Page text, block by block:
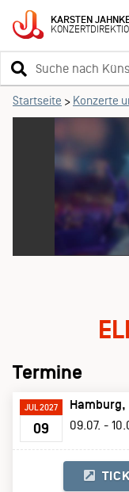
KARSTEN
Suchbegriff
eingeben
Startseite > Konzerte
Termine
JUL 2027
09
Hamburg
09.07. -